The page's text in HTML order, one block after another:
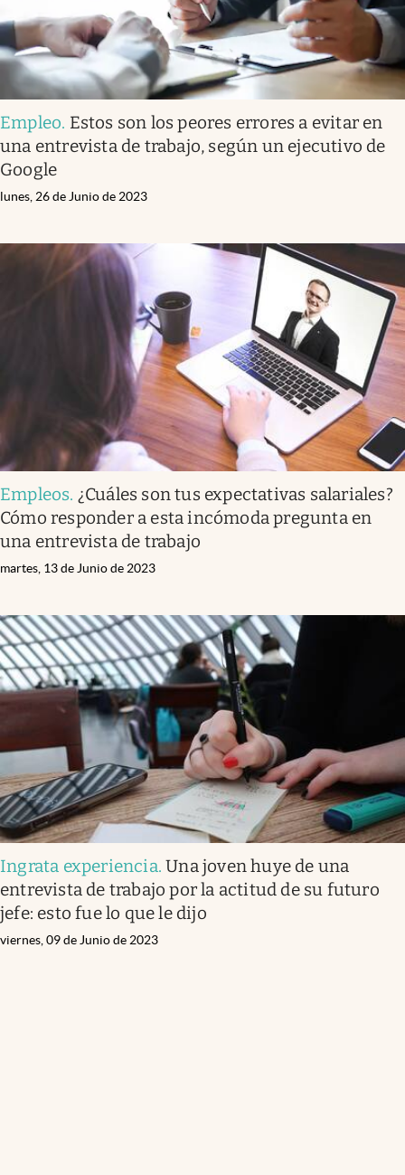
Empleo. Estos son los peores errores a evitar en
una entrevista de trabajo, según un ejecutivo de
Google
lunes, 26 de Junio de 2023
Empleos. ¿Cuáles son tus expectativas salariales?
Cómo responder a esta incómoda pregunta en
una entrevista de trabajo
martes, 13 de Junio de 2023
Ingrata experiencia.Una joven huye de una
entrevista de trabajo por la actitud de su futuro
jefe: esto fue lo que le dijo
viernes, 09 de Junio de 2023